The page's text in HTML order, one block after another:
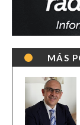
MÁS